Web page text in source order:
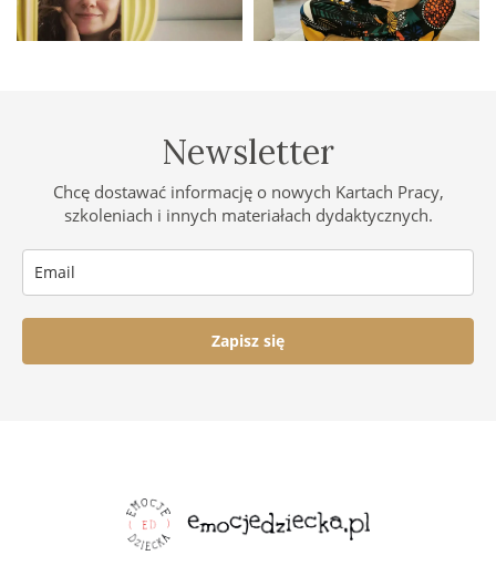
Newsletter
Chcę dostawać informację o nowych Kartach Pracy,
szkoleniach i innych materiałach dydaktycznych.
Zapisz się